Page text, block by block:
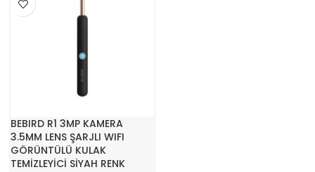
BEBIRD R1 3MP KAMERA
3.5MM LENS ŞARJLI WIFI
GÖRÜNTÜLÜ KULAK
TEMİZLEYİCİ SİYAH RENK